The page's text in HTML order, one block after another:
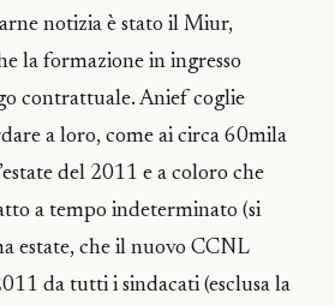
notizia è stato il Miur,
la formazione in ingresso
contrattuale. Anief coglie
a loro, come ai circa 60mila
del 2011 e a coloro che
a tempo indeterminato (si
estate, che il nuovo CCNL
da tutti i sindacati (esclusa la